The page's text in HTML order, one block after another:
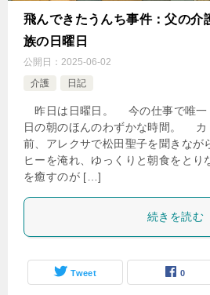
飛んできたうんち事件：父の介
族の日曜日
公開日： 2025-06-02
介護
日記
昨日は日曜日。 今の仕事で唯一
日の朝のほんのわずかな時間。 カ
前、アレクサで松田聖子を聞きなが
ヒーを淹れ、ゆっくりと朝食をとり
を癒すのが […]
続きを読む
Tweet 0